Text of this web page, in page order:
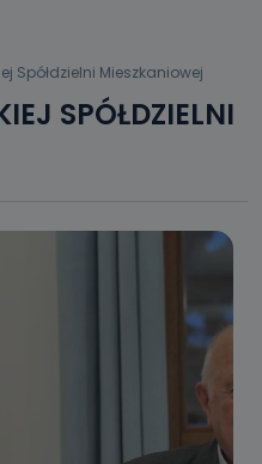
Spółdzielni Mieszkaniowej
SPÓŁDZIELNI